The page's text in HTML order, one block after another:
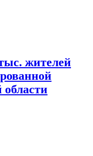
жителей